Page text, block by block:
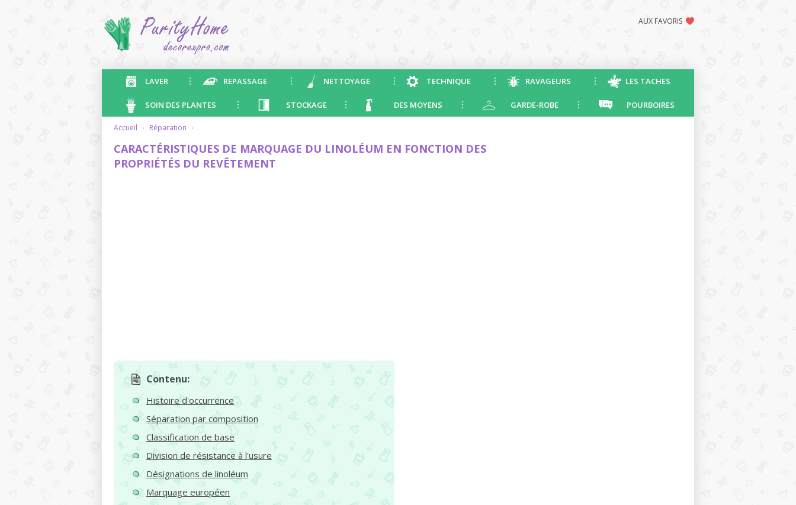
AUX FAVORIS
LAVER REPASSAGE NETTOYAGE TECHNIQUE RAVAGEURS LES TACHES
SOIN DES PLANTES STOCKAGE DES MOYENS GARDE-ROBE POURBOIRES
accueil · réparation ·
CARACTÉRISTIQUES DE MARQUAGE DU LINOLÉUM EN FONCTION DES
PROPRIÉTÉS DU REVÊTEMENT
Contenu:
Histoire d'occurrence
Séparation par composition
Classification de base
Division de résistance à l'usure
Désignations de linoléum
Marquage européen